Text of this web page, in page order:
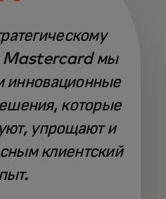
Mastercard мы
инновационные
которые
упрощают и
клиентский